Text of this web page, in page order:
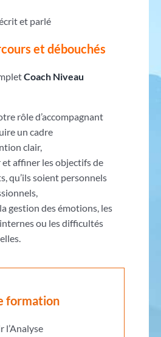
et parlé
et débouchés
Coach Niveau
rôle d’accompagnant
un cadre
clair,
affiner les objectifs de
qu’ils soient personnels
gestion des émotions, les
ou les difficultés
formation
l’Analyse